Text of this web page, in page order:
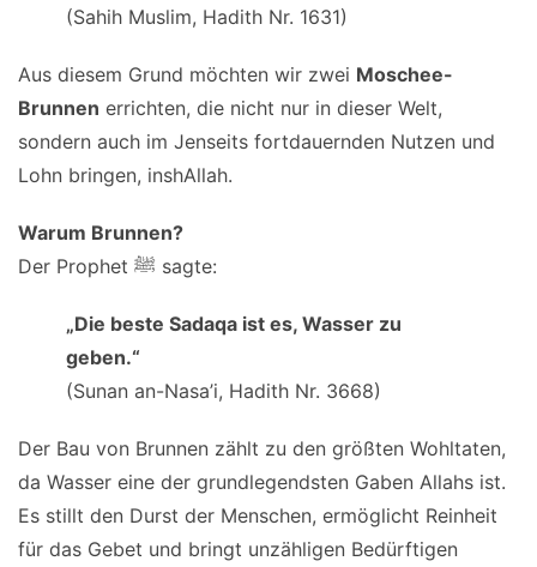
(Sahih Muslim, Hadith Nr. 1631)
Aus diesem Grund möchten wir zwei Moschee-
Brunnen errichten, die nicht nur in dieser Welt,
sondern auch im Jenseits fortdauernden Nutzen und
Lohn bringen, inshAllah.
Warum Brunnen?
Der Prophet ﷺ sagte:
„Die beste Sadaqa ist es, Wasser zu
geben.“
(Sunan an-Nasa’i, Hadith Nr. 3668)
Der Bau von Brunnen zählt zu den größten Wohltaten,
da Wasser eine der grundlegendsten Gaben Allahs ist.
Es stillt den Durst der Menschen, ermöglicht Reinheit
für das Gebet und bringt unzähligen Bedürftigen